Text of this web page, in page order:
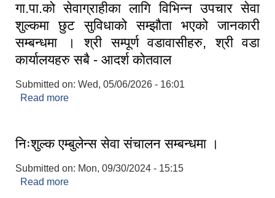
गा.पा.को सेवाग्राहीका लागि विभिन्न उपचार सेवा
शुल्कमा छुट सुविधाको सम्झौता भएको जानकारी
सम्बन्धमा । श्री सम्पूर्ण वडावासीहरु, श्री वडा
कार्यालयहरु सबै - आदर्श कोतवाल
Submitted on: Wed, 05/06/2026 - 16:01
Read more
वडावासीहरु, श्री वडा कार्यालयहरु सबै - आदर्श कोतवाल
निःशुल्क एम्बुलेन्स सेवा संचालन सम्बन्धमा ।
Submitted on: Mon, 09/30/2024 - 15:15
Read more